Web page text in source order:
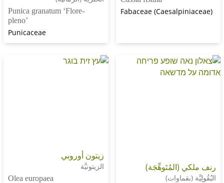
Fabaceae
Punica granatum ‘Flore-
زيتون أوروبي
Olea europaea